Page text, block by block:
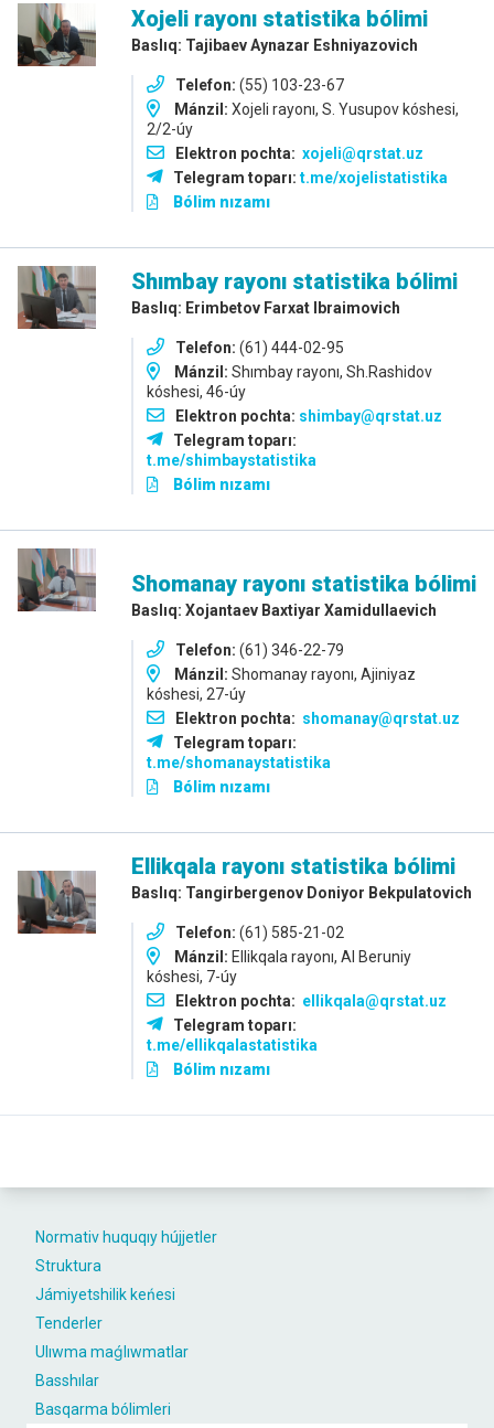
Normativ huquqıy hújjetler
Struktura
Jámiyetshilik keńesi
Tenderler
Ulıwma maǵlıwmatlar
Basshılar
Basqarma bólimleri
Xojeli rayonı statistika bólimi
Baslıq: Tajibaev Aynazar Eshniyazovich
Telefon: (55) 103-23-67
Mánzil: Xojeli rayonı, S. Yusupov kóshesi,
2/2-úy
Elektron pochta: xojeli@qrstat.uz
Telegram toparı: t.me/xojelistatistika
Bólim nızamı
Shımbay rayonı statistika bólimi
Baslıq: Erimbetov Farxat Ibraimovich
Telefon: (61) 444-02-95
Mánzil: Shımbay rayonı, Sh.Rashidov
kóshesi, 46-úy
Elektron pochta: shimbay@qrstat.uz
Telegram toparı:
t.me/shimbaystatistika
Bólim nızamı
Shomanay rayonı statistika bólimi
Baslıq: Xojantaev Baxtiyar Xamidullaevich
Telefon: (61) 346-22-79
Mánzil: Shomanay rayonı, Ajiniyaz
kóshesi, 27-úy
Elektron pochta: shomanay@qrstat.uz
Telegram toparı:
t.me/shomanaystatistika
Bólim nızamı
Ellikqala rayonı statistika bólimi
Baslıq: Tangirbergenov Doniyor Bekpulatovich
Telefon: (61) 585-21-02
Mánzil: Ellikqala rayonı, Al Beruniy
kóshesi, 7-úy
Elektron pochta: ellikqala@qrstat.uz
Telegram toparı:
t.me/ellikqalastatistika
Bólim nızamı